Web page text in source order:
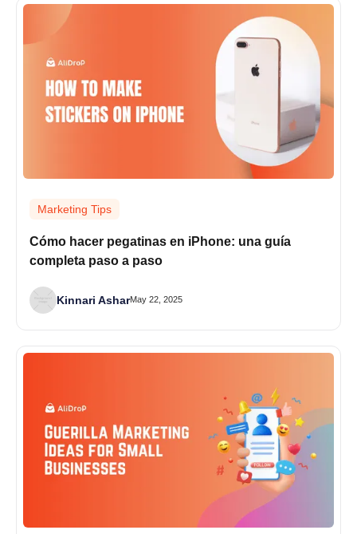
Marketing Tips
Cómo hacer pegatinas en iPhone: una guía
completa paso a paso
Kinnari AsharMay 22, 2025